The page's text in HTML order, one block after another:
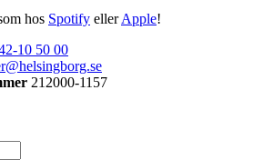
hos Spotify ellerApple!
10 50 00
212000-1157